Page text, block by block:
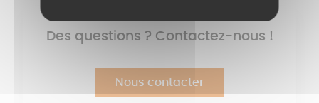
Des questions ? Contactez-nous !
Nous contacter